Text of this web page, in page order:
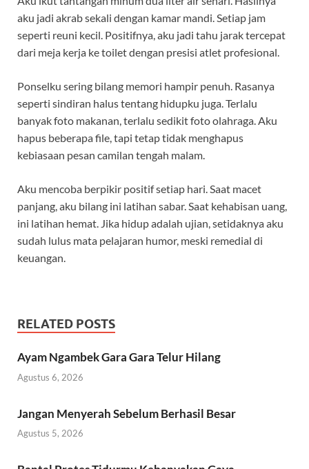
aku jadi akrab sekali dengan kamar mandi. Setiap jam
seperti reuni kecil. Positifnya, aku jadi tahu jarak tercepat
dari meja kerja ke toilet dengan presisi atlet profesional.
Ponselku sering bilang memori hampir penuh. Rasanya
seperti sindiran halus tentang hidupku juga. Terlalu
banyak foto makanan, terlalu sedikit foto olahraga. Aku
hapus beberapa file, tapi tetap tidak menghapus
kebiasaan pesan camilan tengah malam.
Aku mencoba berpikir positif setiap hari. Saat macet
panjang, aku bilang ini latihan sabar. Saat kehabisan uang,
ini latihan hemat. Jika hidup adalah ujian, setidaknya aku
sudah lulus mata pelajaran humor, meski remedial di
keuangan.
RELATED POSTS
Ayam Ngambek Gara Gara Telur Hilang
Agustus 6, 2026
Jangan Menyerah Sebelum Berhasil Besar
Agustus 5, 2026